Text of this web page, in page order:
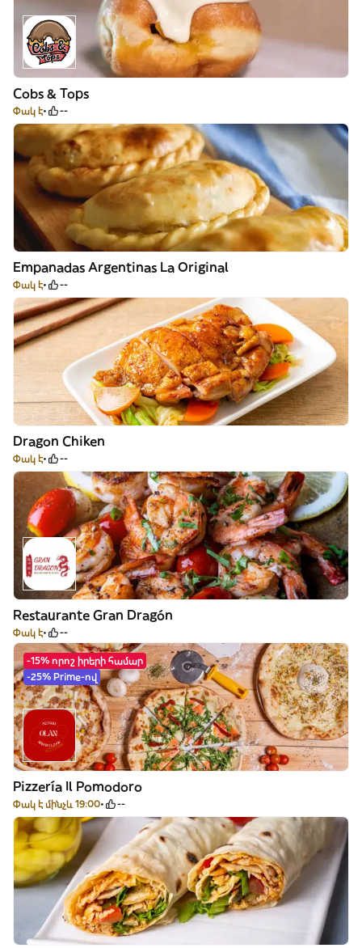
Cobs & Tops
Փակ է --
Empanadas Argentinas La Original
Փակ է --
Dragon Chiken
Փակ է --
Restaurante Gran Dragón
Փակ է --
-15% որոշ իրերի համար
-25% Prime-ով
Pizzería Il Pomodoro
Փակ է մինչև 19:00 --